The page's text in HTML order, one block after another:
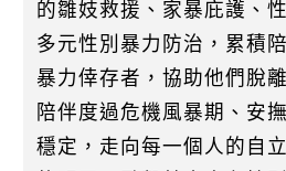
的雛妓救援、家暴庇護、
多元性別暴力防治，累積
暴力倖存者，協助他們脫
陪伴度過危機風暴期、安
穩定，走向每一個人的自